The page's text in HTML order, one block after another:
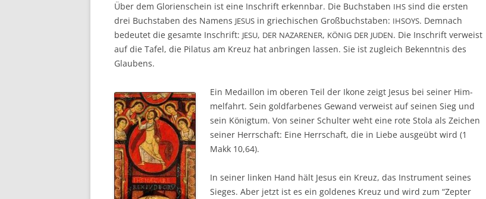
Über dem Glo­ri­en­schein ist eine Inschrift erkenn­bar. Die Buch­sta­ben IHS sind die ers­ten
drei Buch­sta­ben des Namens JESUS in grie­chi­schen Groß­buch­sta­ben: IHSOYS. Dem­nach
bedeu­tet die gesam­te Inschrift: JESU, DER NAZARENER, KÖNIG DER JUDEN. Die Inschrift ver­weist
auf die Tafel, die Pila­tus am Kreuz hat anbrin­gen las­sen. Sie ist zugleich Bekennt­nis des
Glaubens.
Ein Medail­lon im obe­ren Teil der Iko­ne zeigt Jesus bei sei­ner Him­
mel­fahrt. Sein gold­far­be­nes Gewand ver­weist auf sei­nen Sieg und
sein König­tum. Von sei­ner Schul­ter weht eine rote Sto­la als Zei­chen
sei­ner Herr­schaft: Eine Herr­schaft, die in Lie­be aus­ge­übt wird (1
Makk 10,64).
In sei­ner lin­ken Hand hält Jesus ein Kreuz, das Instru­ment sei­nes
Sie­ges. Aber jetzt ist es ein gol­de­nes Kreuz und wird zum “Zep­ter